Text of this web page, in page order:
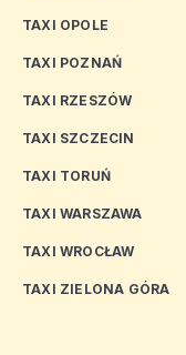
TAXI OPOLE
TAXI POZNAŃ
TAXI RZESZÓW
TAXI SZCZECIN
TAXI TORUŃ
TAXI WARSZAWA
TAXI WROCŁAW
TAXI ZIELONA GÓRA